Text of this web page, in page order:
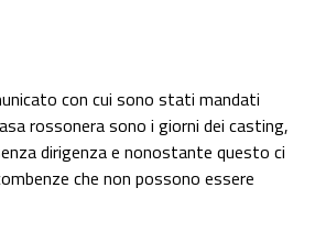
con cui sono stati mandati
rossonera sono i giorni dei casting,
dirigenza e nonostante questo ci
che non possono essere